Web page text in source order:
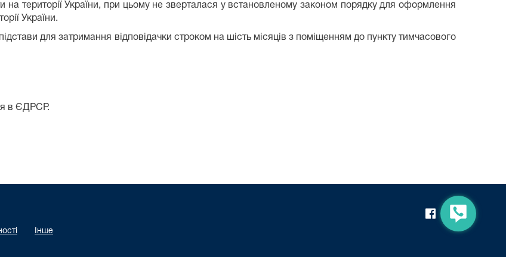
території України, при цьому не зверталася у встановленому законом порядку для оформлення
України.
для затримання відповідачки строком на шість місяців з поміщенням до пункту тимчасового
в ЄДРСР.
Інше